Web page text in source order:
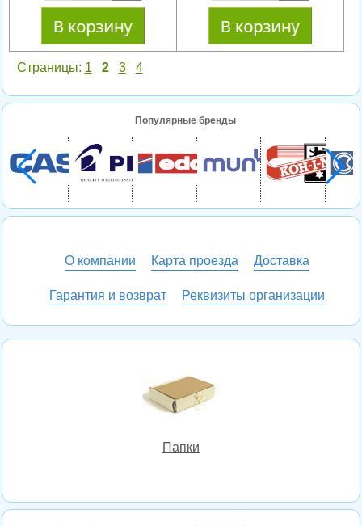
Папки
Страницы: 1 2 3 4
Популярные бренды
О компании Карта проезда Доставка
Гарантия и возврат Реквизиты организации